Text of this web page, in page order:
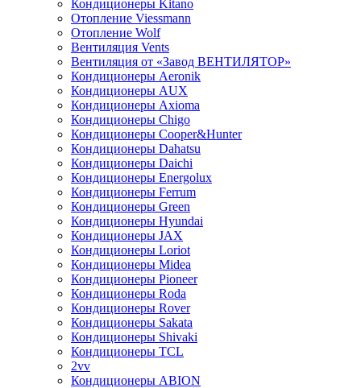
Кондиционеры Kitano
Отопление Viessmann
Отопление Wolf
Вентиляция Vents
Вентиляция от «Завод ВЕНТИЛЯТОР»
Кондиционеры Aeronik
Кондиционеры AUX
Кондиционеры Axioma
Кондиционеры Chigo
Кондиционеры Cooper&Hunter
Кондиционеры Dahatsu
Кондиционеры Daichi
Кондиционеры Energolux
Кондиционеры Ferrum
Кондиционеры Green
Кондиционеры Hyundai
Кондиционеры JAX
Кондиционеры Loriot
Кондиционеры Midea
Кондиционеры Pioneer
Кондиционеры Roda
Кондиционеры Rover
Кондиционеры Sakata
Кондиционеры Shivaki
Кондиционеры TCL
2vv
Кондиционеры ABION